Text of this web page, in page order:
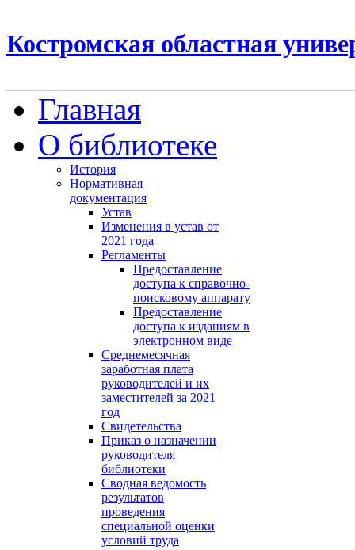
Костромская областная
Главная
О библиотеке
История
Нормативная
документация
Устав
Изменения в устав от
2021 года
Регламенты
Предоставление
доступа к справочно-
поисковому аппарату
Предоставление
доступа к изданиям в
электронном виде
Среднемесячная
заработная плата
руководителей и их
заместителей за 2021
год
Свидетельства
Приказ о назначении
руководителя
библиотеки
Сводная ведомость
результатов
проведения
специальной оценки
условий труда